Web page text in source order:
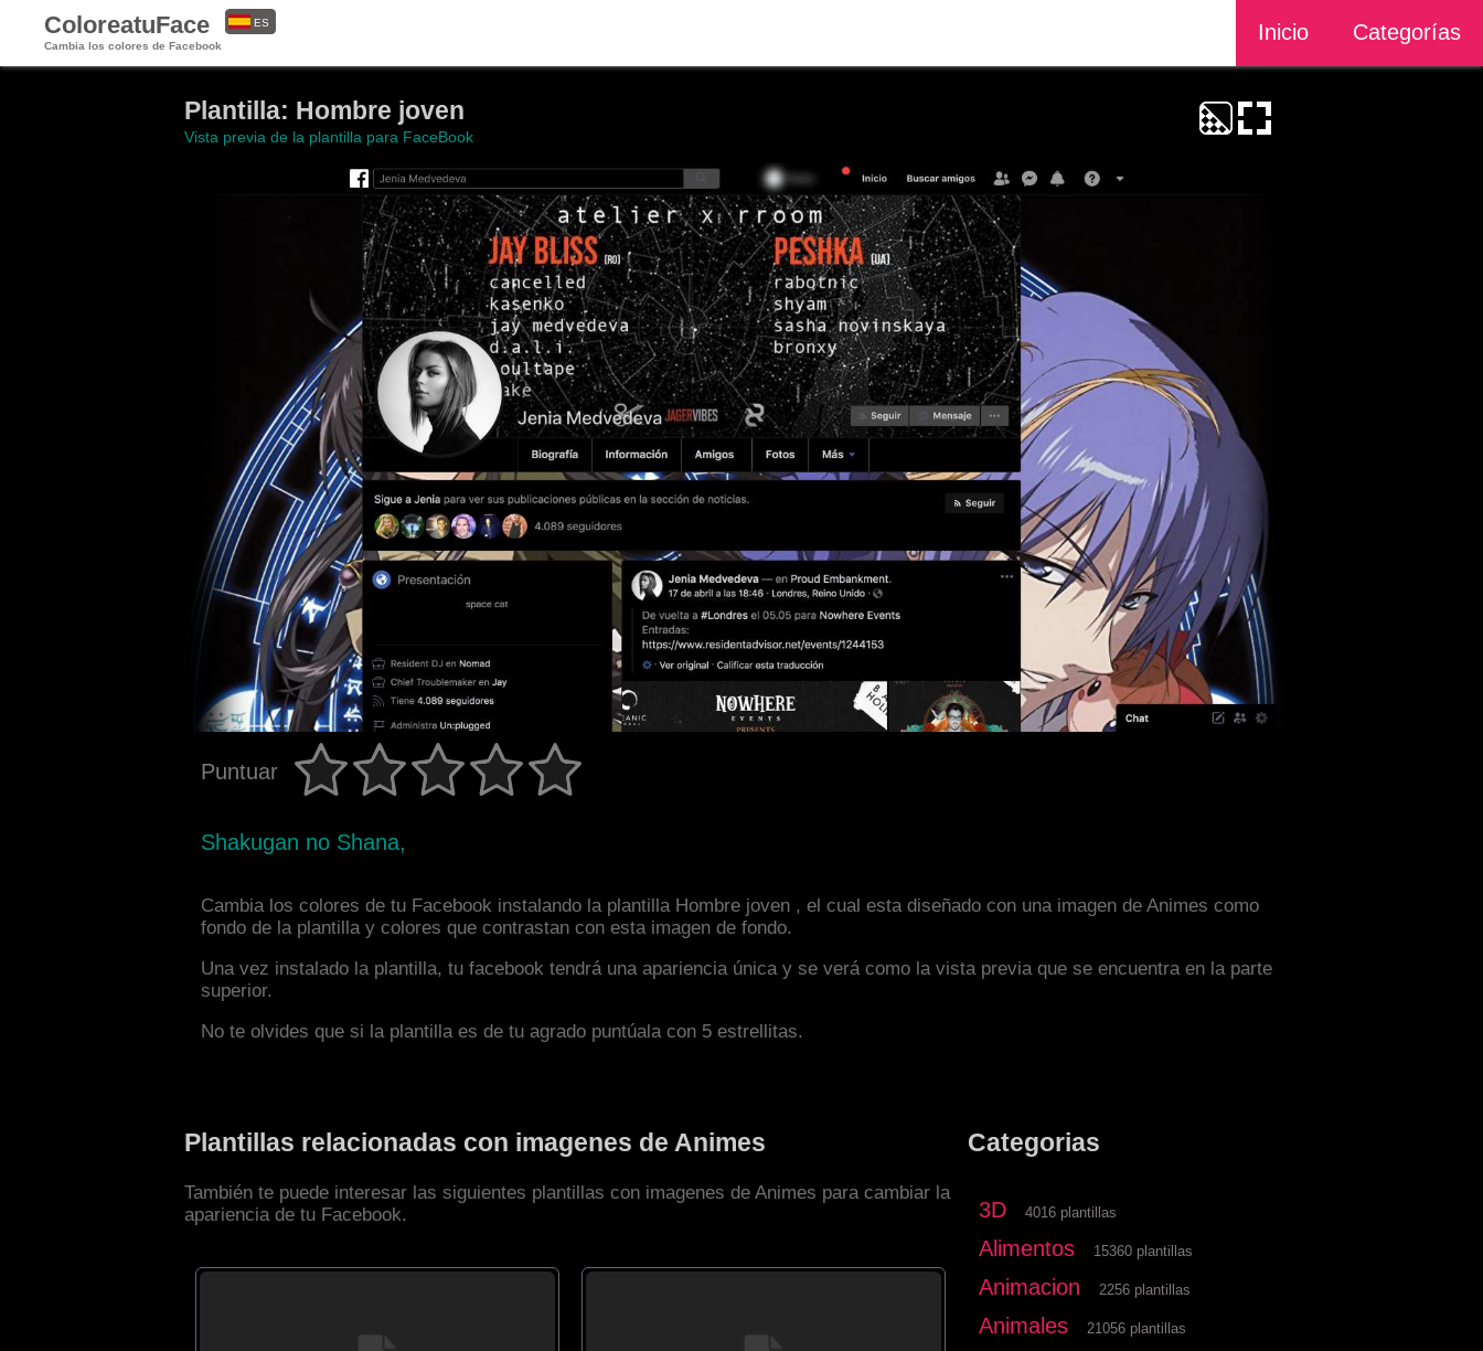
ColoreatuFace
Cambia los colores de Facebook
Inicio Categorías
ES
Plantilla: Hombre joven
Vista previa de la plantilla para FaceBook
Puntuar
Shakugan no Shana,
Cambia los colores de tu Facebook instalando la plantilla Hombre joven , el cual esta diseñado con una imagen de Animes como
fondo de la plantilla y colores que contrastan con esta imagen de fondo.
Una vez instalado la plantilla, tu facebook tendrá una apariencia única y se verá como la vista previa que se encuentra en la parte
superior.
No te olvides que si la plantilla es de tu agrado puntúala con 5 estrellitas.
Plantillas relacionadas con imagenes de Animes
También te puede interesar las siguientes plantillas con imagenes de Animes para cambiar la
apariencia de tu Facebook.
Categorias
3D 4016 plantillas
Alimentos 15360 plantillas
Animacion 2256 plantillas
Animales 21056 plantillas